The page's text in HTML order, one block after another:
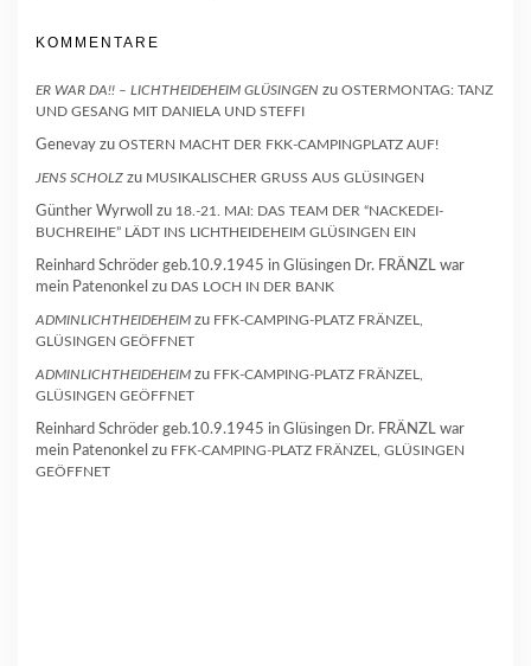
KOMMENTARE
ER WAR DA!! – LICHTHEIDEHEIM GLÜSINGEN zu OSTERMONTAG: TANZ
UND GESANG MIT DANIELA UND STEFFI
Genevay zu OSTERN MACHT DER FKK-CAMPINGPLATZ AUF!
JENS SCHOLZ zu MUSIKALISCHER GRUSS AUS GLÜSINGEN
Günther Wyrwoll zu 18.-21. MAI: DAS TEAM DER “NACKEDEI-
BUCHREIHE” LÄDT INS LICHTHEIDEHEIM GLÜSINGEN EIN
Reinhard Schröder geb.10.9.1945 in Glüsingen Dr. FRÄNZL war
mein Patenonkel zu DAS LOCH IN DER BANK
ADMINLICHTHEIDEHEIM zu FFK-CAMPING-PLATZ FRÄNZEL,
GLÜSINGEN GEÖFFNET
ADMINLICHTHEIDEHEIM zu FFK-CAMPING-PLATZ FRÄNZEL,
GLÜSINGEN GEÖFFNET
Reinhard Schröder geb.10.9.1945 in Glüsingen Dr. FRÄNZL war
mein Patenonkel zu FFK-CAMPING-PLATZ FRÄNZEL, GLÜSINGEN
GEÖFFNET